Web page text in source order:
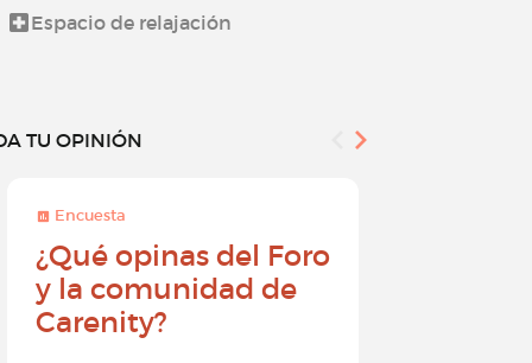
Espacio de relajación
TU OPINIÓN
Encuesta
¿Qué opinas del Foro
y la comunidad de
Carenity?